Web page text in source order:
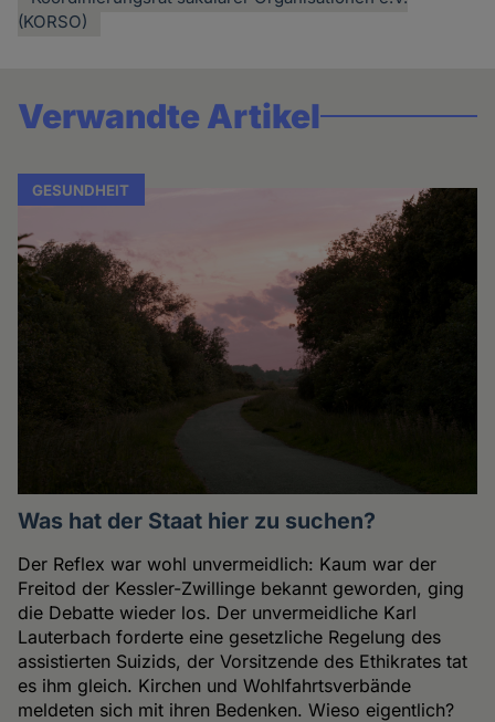
(KORSO)
Verwandte Artikel
GESUNDHEIT
Was hat der Staat hier zu suchen?
Der Reflex war wohl unvermeidlich: Kaum war der
Freitod der Kessler-Zwillinge bekannt geworden, ging
die Debatte wieder los. Der unvermeidliche Karl
Lauterbach forderte eine gesetzliche Regelung des
assistierten Suizids, der Vorsitzende des Ethikrates tat
es ihm gleich. Kirchen und Wohlfahrtsverbände
meldeten sich mit ihren Bedenken. Wieso eigentlich?